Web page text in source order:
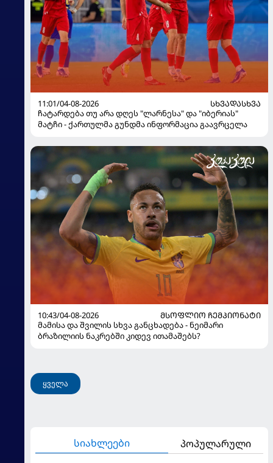
11:01/04-08-2026
ᲡᲮᲕᲐᲓᲐᲡᲮᲕᲐ
ჩატარდება თუ არა დღეს "ლარნესა" და "იბერიას"
მატჩი - ქართულმა გუნდმა ინფორმაცია გაავრცელა
10:43/04-08-2026
ᲛᲡᲝᲤᲚᲘᲝ ᲩᲔᲛᲞᲘᲝᲜᲐᲢᲘ
მამისა და შვილის სხვა განცხადება - ნეიმარი
ბრაზილიის ნაკრებში კიდევ ითამაშებს?
ყველა
სიახლეები პოპულარული